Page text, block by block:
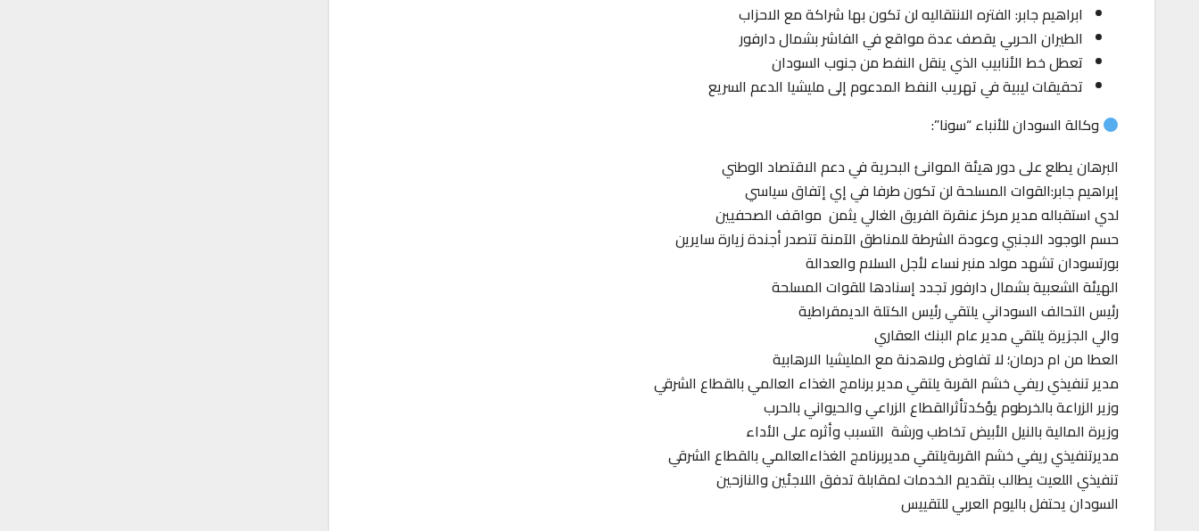
ابراهيم جابر: الفتره الانتقاليه لن تكون بها شراكة مع الاحزاب
الطيران الحربي يقصف عدة مواقع في الفاشر بشمال دارفور
تعطل خط الأنابيب الذي ينقل النفط من جنوب السودان
تحقيقات ليبية في تهريب النفط المدعوم إلى مليشيا الدعم السريع
وكالة السودان للأنباء “سونا”:
البرهان يطلع على دور هيئة الموانئ البحرية في دعم الاقتصاد الوطني
إبراهيم جابر:القوات المسلحة لن تكون طرفا في إي إتفاق سياسي
لدي استقباله مدير مركز عنقرة الفريق الغالي يثمن مواقف الصحفيين
حسم الوجود الاجنبي وعودة الشرطة للمناطق الآمنة تتصدر أجندة زيارة سايرين
بورتسودان تشهد مولد منبر نساء لأجل السلام والعدالة
الهيئة الشعبية بشمال دارفور تجدد إسنادها للقوات المسلحة
رئيس التحالف السوداني يلتقي رئيس الكتلة الديمقراطية
والي الجزيرة يلتقي مدير عام البنك العقاري
العطا من ام درمان؛ لا تفاوض ولاهدنة مع المليشيا الارهابية
مدير تنفيذي ريفي خشم القربة يلتقي مدير برنامج الغذاء العالمي بالقطاع الشرقي
وزير الزراعة بالخرطوم يؤكدتأثرالقطاع الزراعي والحيواني بالحرب
وزيرة المالية بالنيل الأبيض تخاطب ورشة التسبب وأثره على الأداء
مديرتنفيذي ريفي خشم القربةيلتقي مديربرنامج الغذاءالعالمي بالقطاع الشرقي
تنفيذي اللعيت يطالب بتقديم الخدمات لمقابلة تدفق اللاجئين والنازحين
السودان يحتفل باليوم العربي للتقييس